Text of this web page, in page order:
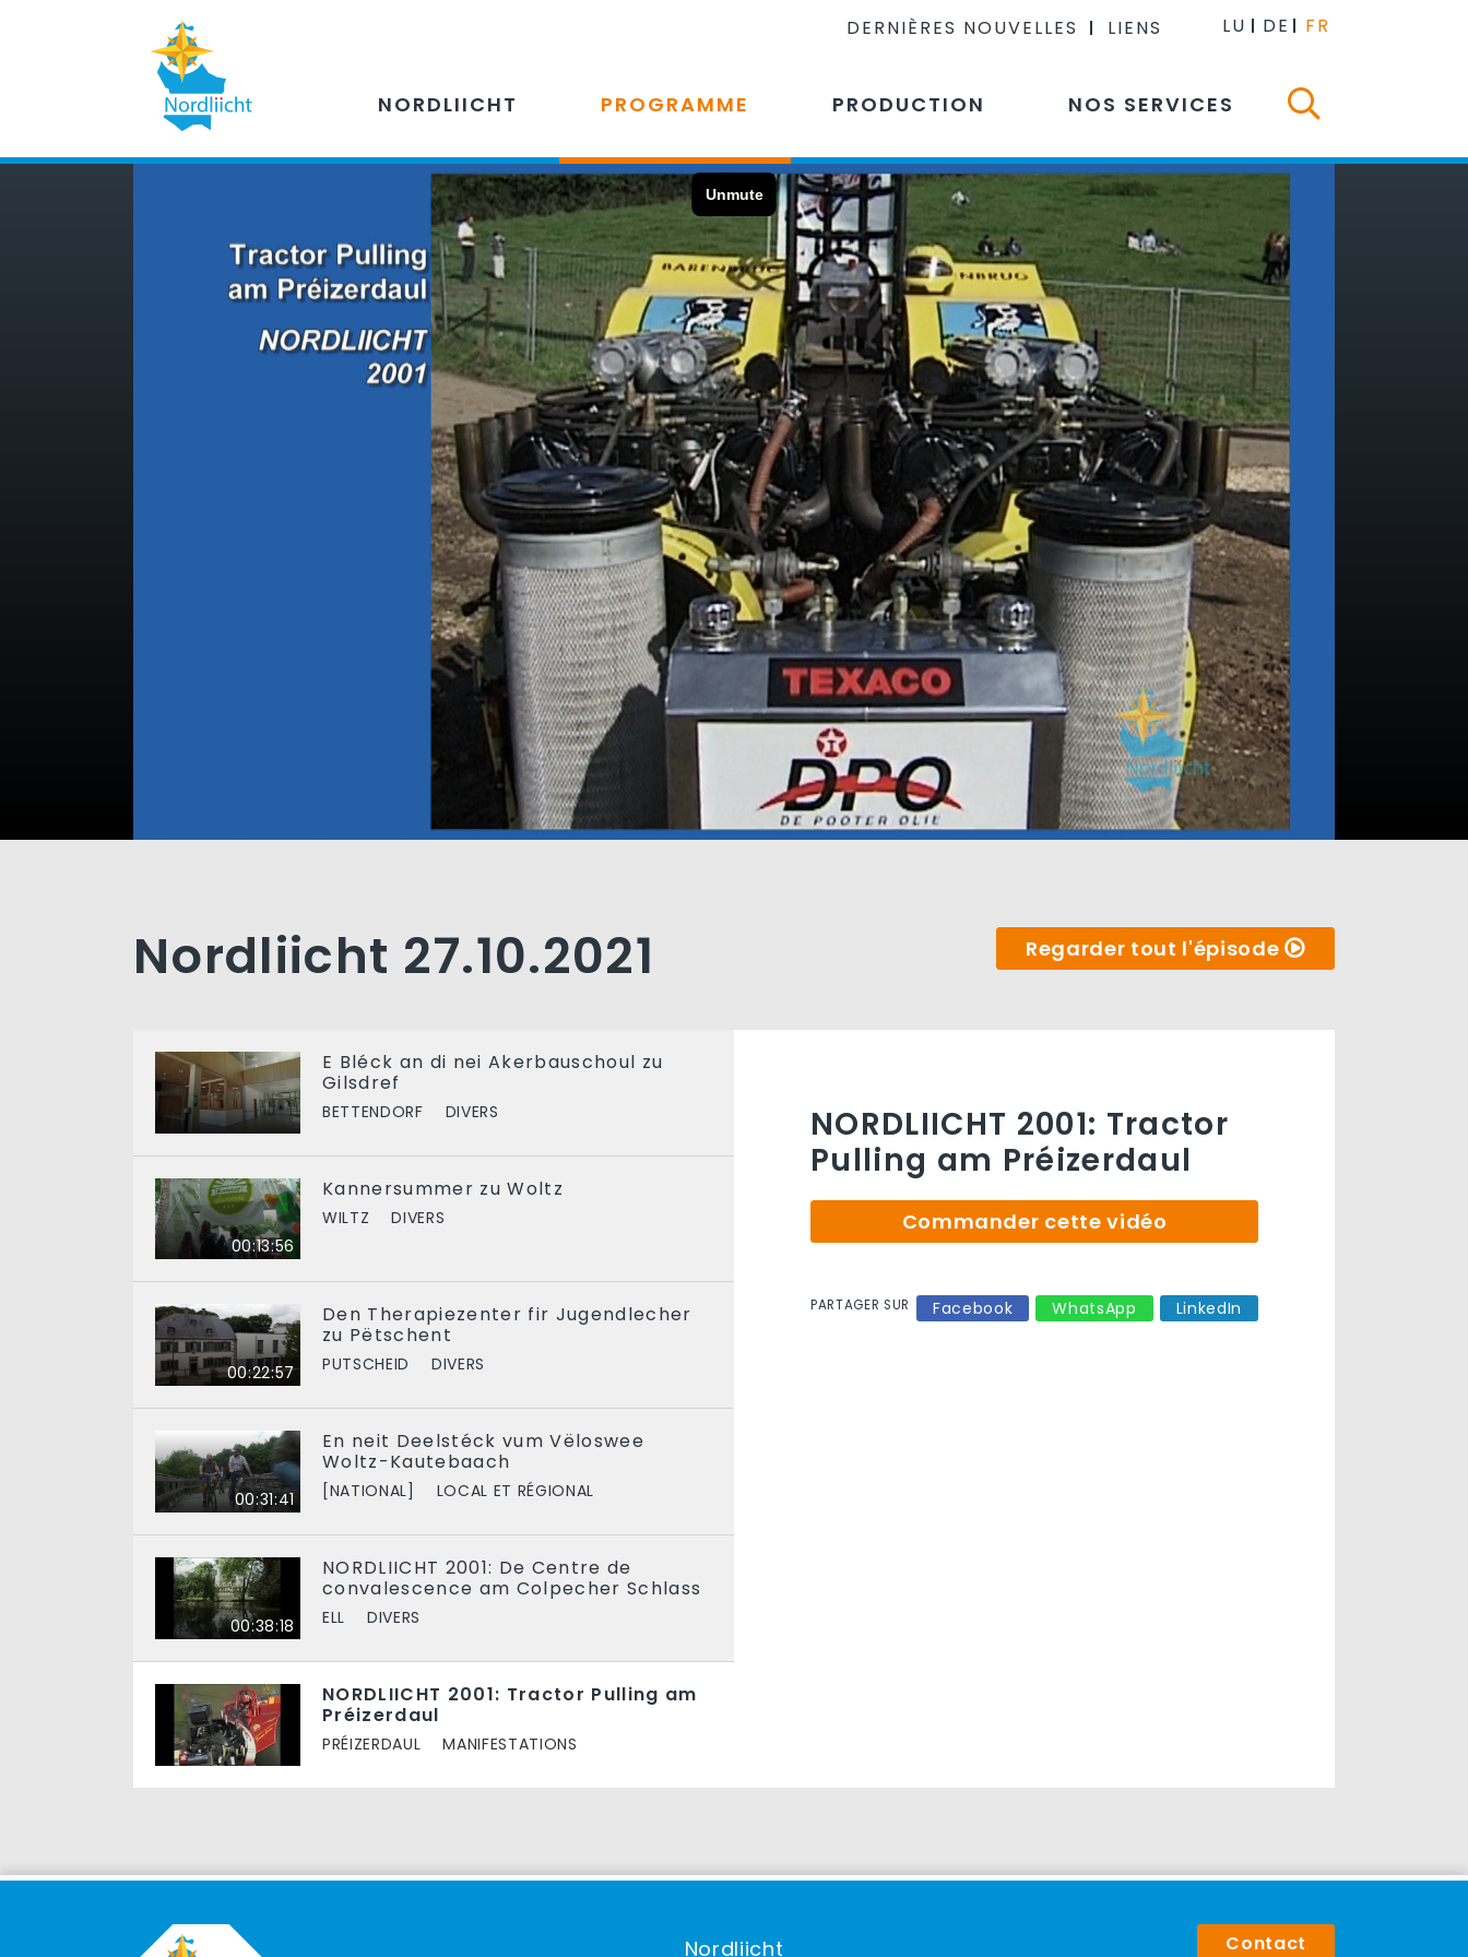
DERNIÈRES NOUVELLES LIENS LU DE FR
NORDLIICHT PROGRAMME PRODUCTION NOS SERVICES
Nordliicht 27.10.2021 Regarder tout l'épisode
E Bléck an di nei Akerbauschoul zu
Gilsdref
BETTENDORF DIVERS
00:13:56
Kannersummer zu Woltz
WILTZ DIVERS
00:22:57
Den Therapiezenter fir Jugendlecher
zu Pëtschent
PUTSCHEID DIVERS
00:31:41
En neit Deelstéck vum Vëloswee
Woltz-Kautebaach
[NATIONAL] LOCAL ET RÉGIONAL
00:38:18
NORDLIICHT 2001: De Centre de
convalescence am Colpecher Schlass
ELL DIVERS
NORDLIICHT 2001: Tractor Pulling am
Préizerdaul
PRÉIZERDAUL MANIFESTATIONS
NORDLIICHT 2001: Tractor
Pulling am Préizerdaul
Commander cette vidéo
PARTAGER SUR Facebook WhatsApp LinkedIn
Nordliicht Contact